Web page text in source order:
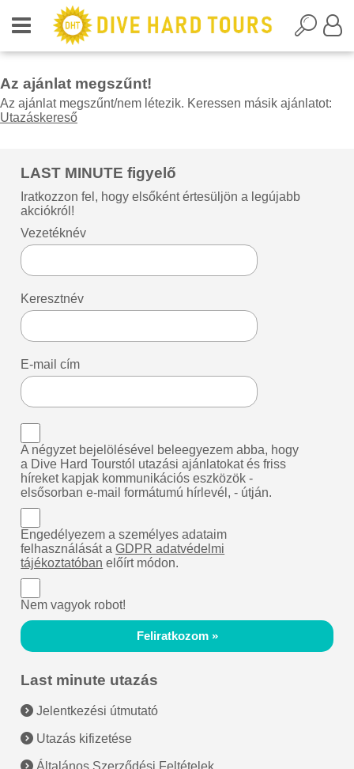
Az ajánlat megszűnt!
Az ajánlat megszűnt/nem létezik. Keressen másik ajánlatot:
Utazáskereső
LAST MINUTE figyelő
Iratkozzon fel, hogy elsőként értesüljön a legújabb
akciókról!
Vezetéknév
Keresztnév
E-mail cím
A négyzet bejelölésével beleegyezem abba, hogy
a Dive Hard Tourstól utazási ajánlatokat és friss
híreket kapjak kommunikációs eszközök -
elsősorban e-mail formátumú hírlevél, - útján.
Engedélyezem a személyes adataim
felhasználását aGDPR adatvédelmi
tájékoztatóban előírt módon.
Nem vagyok robot!
Feliratkozom »
Last minute utazás
Jelentkezési útmutató
Utazás kifizetése
Általános Szerződési Feltételek